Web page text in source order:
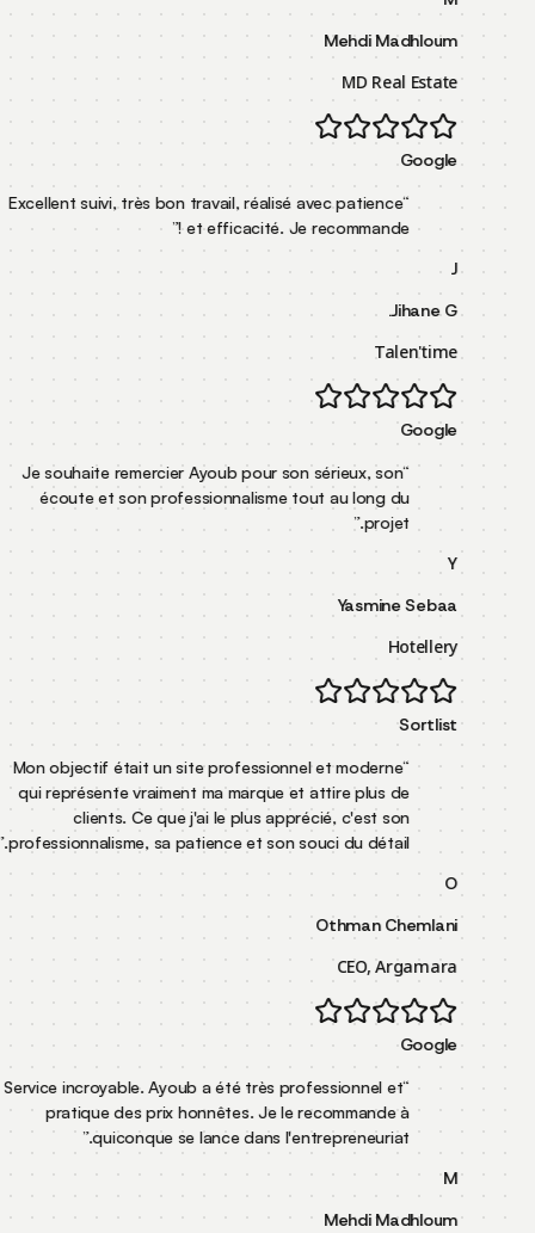
Mehdi
MD
Excellent suivi, très bon travail, réalisé avec
et efficacité. Je
”
Je souhaite remercier Ayoub pour son sérieux,
écoute et son professionnalisme tout au
Mon objectif était un site professionnel et
qui représente vraiment ma marque et attire
clients. Ce que j'ai le plus apprécié,
professionnalisme, sa patience et son souci du
”
Service incroyable. Ayoub a été très
pratique des prix honnêtes. Je le
quiconque se lance dans
”
Mehdi